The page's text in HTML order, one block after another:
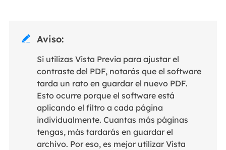
 Aviso:
Si utilizas Vista Previa para ajustar el
contraste del PDF, notarás que el software
tarda un rato en guardar el nuevo PDF.
Esto ocurre porque el software está
aplicando el filtro a cada página
individualmente. Cuantas más páginas
tengas, más tardarás en guardar el
archivo. Por eso, es mejor utilizar Vista